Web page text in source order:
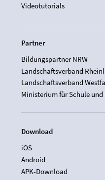
Videotutorials
Partner
Bildungspartner NRW
Landschaftsverband
Landschaftsverband
Ministerium für Schule und
Download
iOS
Android
APK-Download